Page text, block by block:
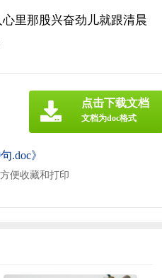
里那股兴奋劲儿就跟清晨
.doc》
便收藏和打印
点击下载文档
文档为doc格式